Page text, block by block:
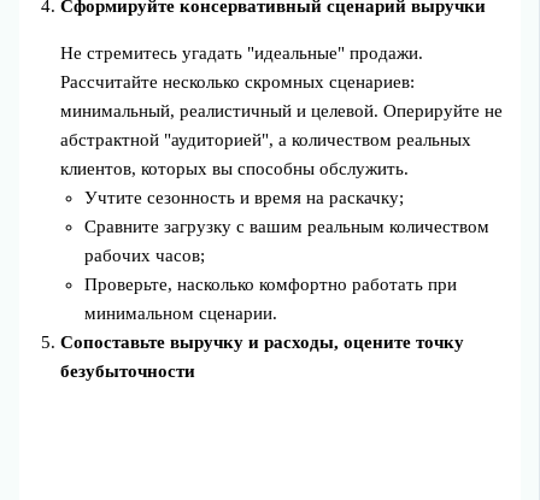
Сформируйте консервативный сценарий выручки
Не стремитесь угадать "идеальные" продажи.
Рассчитайте несколько скромных сценариев:
минимальный, реалистичный и целевой. Оперируйте не
абстрактной "аудиторией", а количеством реальных
клиентов, которых вы способны обслужить.
Учтите сезонность и время на раскачку;
Сравните загрузку с вашим реальным количеством
рабочих часов;
Проверьте, насколько комфортно работать при
минимальном сценарии.
Сопоставьте выручку и расходы, оцените точку
безубыточности